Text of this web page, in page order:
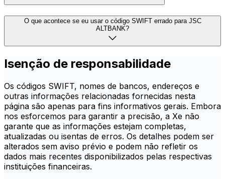
O que acontece se eu usar o código SWIFT errado para JSC
ALTBANK?
Isenção de responsabilidade
Os códigos SWIFT, nomes de bancos, endereços e
outras informações relacionadas fornecidas nesta
página são apenas para fins informativos gerais. Embora
nos esforcemos para garantir a precisão, a Xe não
garante que as informações estejam completas,
atualizadas ou isentas de erros. Os detalhes podem ser
alterados sem aviso prévio e podem não refletir os
dados mais recentes disponibilizados pelas respectivas
instituições financeiras.